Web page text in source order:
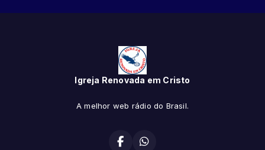
Igreja Renovada em Cristo
A melhor web rádio do Brasil.